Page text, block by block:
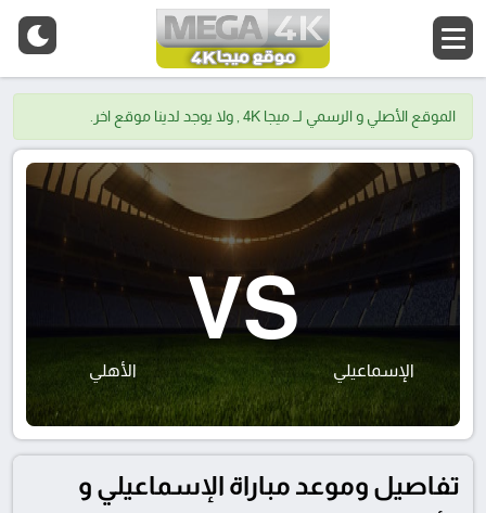
الموقع الأصلي و الرسمي لــ ميجا 4K , ولا يوجد لدينا موقع اخر.
الإسماعيلي
VS
الأهلي
تفاصيل وموعد مباراة الإسماعيلي و